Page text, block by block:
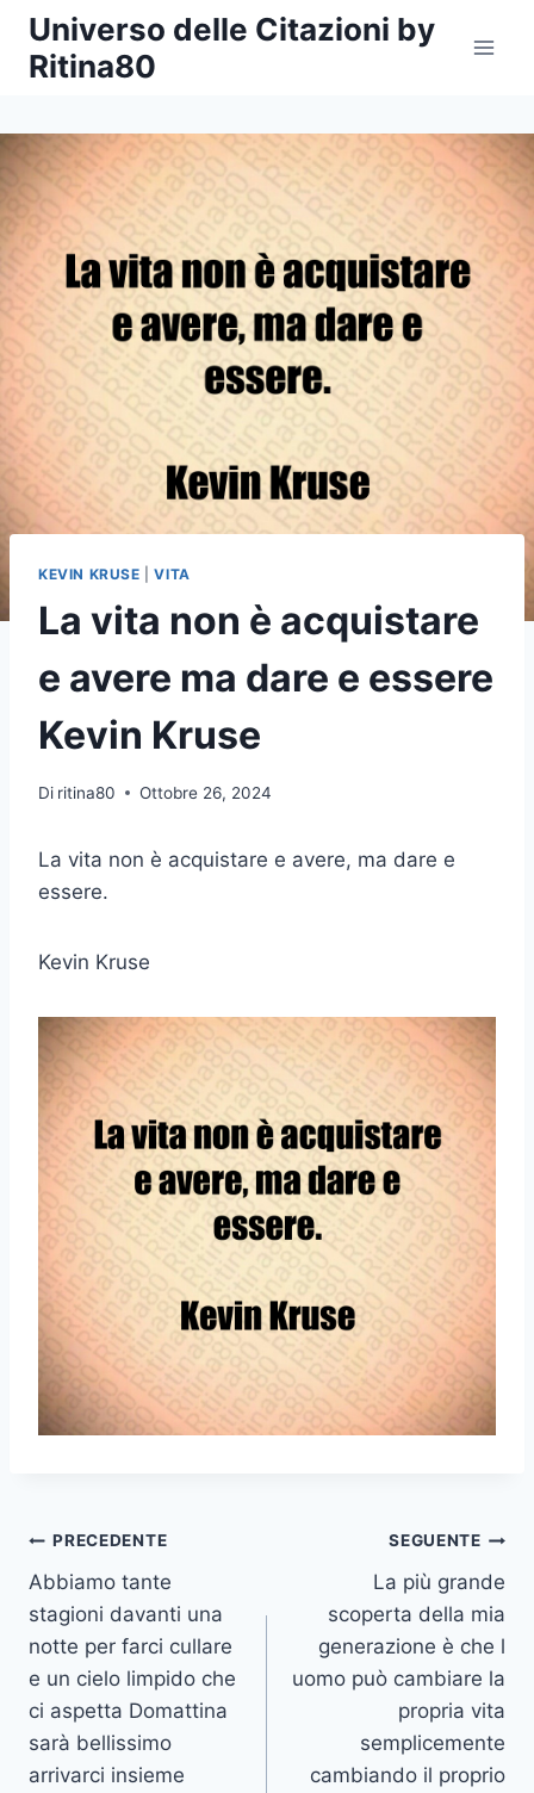
Salta
contenuto
Universo delle Citazioni by
Ritina80
KEVIN KRUSE |VITA
La vita non è acquistare
e avere ma dare e essere
Kevin Kruse
Di ritina80 Ottobre 26, 2024
La vita non è acquistare e avere, ma dare e
essere.
Kevin Kruse
Navigazione
articoli
PRECEDENTE
Abbiamo tante
stagioni davanti una
notte per farci cullare
e un cielo limpido che
ci aspetta Domattina
sarà bellissimo
arrivarci insieme
SEGUENTE
La più grande
scoperta della mia
generazione è che l
uomo può cambiare la
propria vita
semplicemente
cambiando il proprio